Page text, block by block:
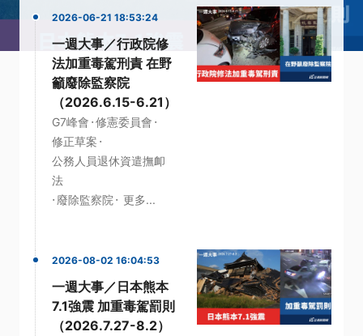
2026-06-21 18:53:24
一週大事／行政院修
法加重毒駕刑責 在野
籲廢除監察院
（2026.6.15-6.21）
G7峰會 ·修憲委員會 ·
修正草案 ·
公務人員退休資遣撫卹
法
· 廢除監察院 · 更多...
2026-08-02 16:04:53
一週大事／日本熊本
7.1強震 加重毒駕罰則
（2026.7.27-8.2）